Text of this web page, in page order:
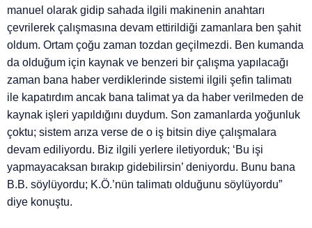
manuel olarak gidip sahada ilgili makinenin anahtarı
çevrilerek çalışmasına devam ettirildiği zamanlara ben şahit
oldum. Ortam çoğu zaman tozdan geçilmezdi. Ben kumanda
da olduğum için kaynak ve benzeri bir çalışma yapılacağı
zaman bana haber verdiklerinde sistemi ilgili şefin talimatı
ile kapatırdım ancak bana talimat ya da haber verilmeden de
kaynak işleri yapıldığını duydum. Son zamanlarda yoğunluk
çoktu; sistem arıza verse de o iş bitsin diye çalışmalara
devam ediliyordu. Biz ilgili yerlere iletiyorduk; ‘Bu işi
yapmayacaksan bırakıp gidebilirsin’ deniyordu. Bunu bana
B.B. söylüyordu; K.Ö.’nün talimatı olduğunu söylüyordu”
diye konuştu.